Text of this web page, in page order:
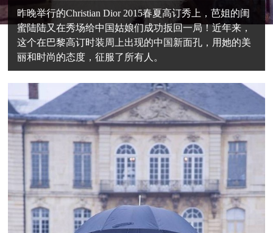
昨晚举行的Christian Dior 2015春夏高订秀上，芭姐的闺
蜜陆陆又在秀场给中国姑娘们成功扳回一局！近年来，
这个在巴黎高订时装周上出现的中国新面孔，用她的美
丽和时尚的态度，征服了所有人。